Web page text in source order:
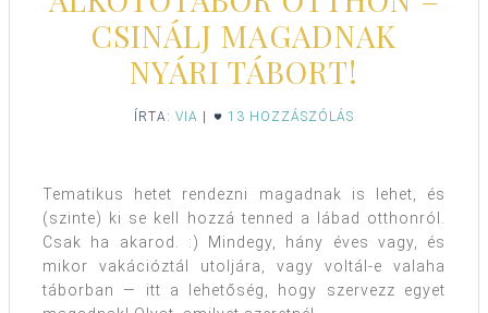
CSINÁLJ MAGADNAK
NYÁRI TÁBORT!
ÍRTA: VIA 13 HOZZÁSZÓLÁS
Tematikus hetet rendezni magadnak is lehet, és
(szinte) ki se kell hozzá tenned a lábad otthonról.
Csak ha akarod. :) Mindegy, hány éves vagy, és
mikor vakációztál utoljára, vagy voltál-e valaha
táborban — itt a lehetőség, hogy szervezz egyet